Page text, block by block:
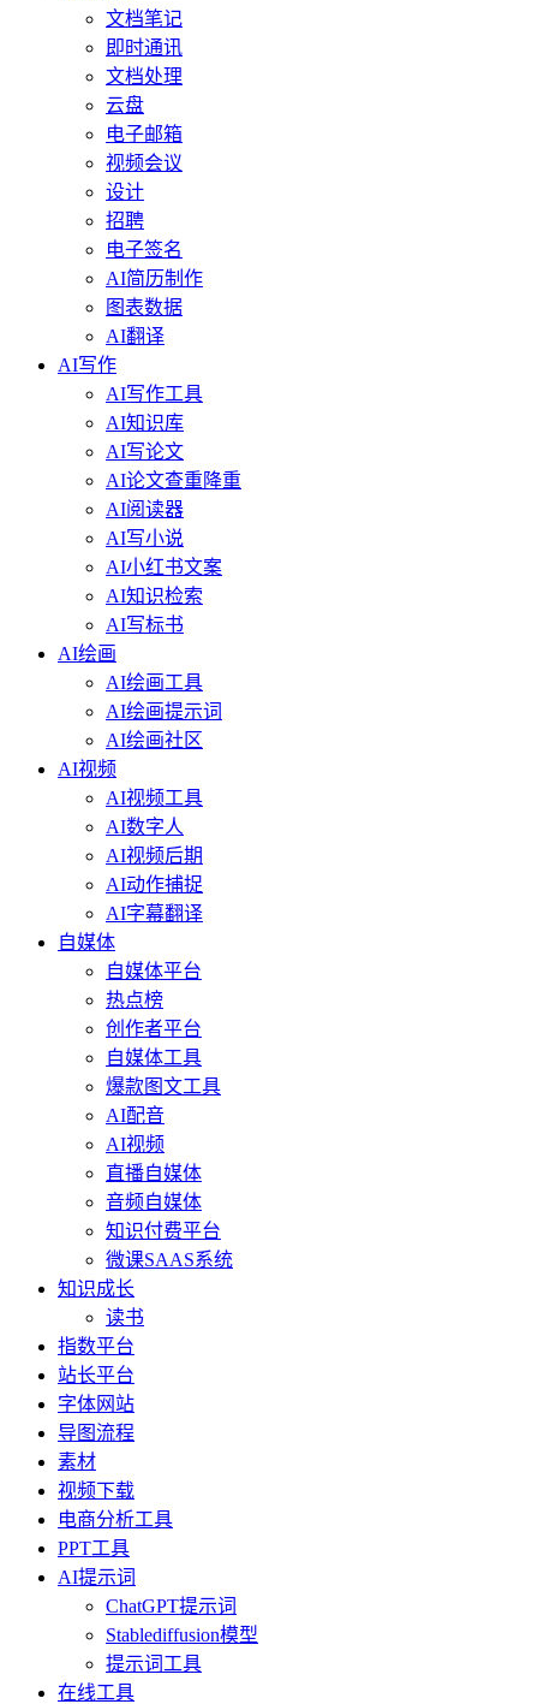
文档笔记
即时通讯
文档处理
云盘
电子邮箱
视频会议
设计
招聘
电子签名
AI简历制作
图表数据
AI翻译
AI写作
AI写作工具
AI知识库
AI写论文
AI论文查重降重
AI阅读器
AI写小说
AI小红书文案
AI知识检索
AI写标书
AI绘画
AI绘画工具
AI绘画提示词
AI绘画社区
AI视频
AI视频工具
AI数字人
AI视频后期
AI动作捕捉
AI字幕翻译
自媒体
自媒体平台
热点榜
创作者平台
自媒体工具
爆款图文工具
AI配音
AI视频
直播自媒体
音频自媒体
知识付费平台
微课SAAS系统
知识成长
读书
指数平台
站长平台
字体网站
导图流程
素材
视频下载
电商分析工具
PPT工具
AI提示词
ChatGPT提示词
Stablediffusion模型
提示词工具
在线工具